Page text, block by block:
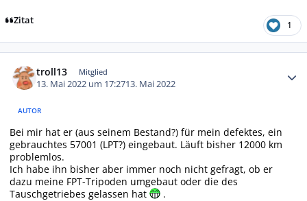
Zitat 1
troll13 Mitglied
13. Mai 2022 um 17:2713. Mai 2022
AUTOR
Bei mir hat er (aus seinem Bestand?) für mein defektes, ein
gebrauchtes 57001 (LPT?) eingebaut. Läuft bisher 12000 km
problemlos.
Ich habe ihn bisher aber immer noch nicht gefragt, ob er
dazu meine FPT-Tripoden umgebaut oder die des
Tauschgetriebes gelassen hat
.